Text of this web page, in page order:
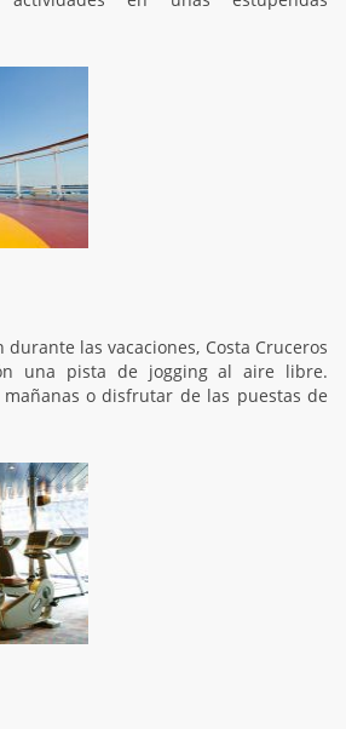
las vacaciones, Costa Cruceros
una pista de jogging al aire libre.
o disfrutar de las puestas de